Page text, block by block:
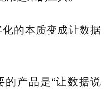
的本质变成让数据
产品是“让数据说